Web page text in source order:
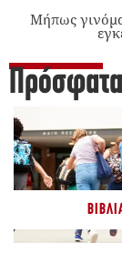
Μήπως